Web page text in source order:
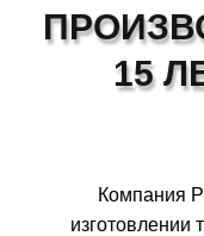
15
Компания
изготовлении